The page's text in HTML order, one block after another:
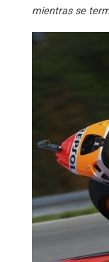
mientras se